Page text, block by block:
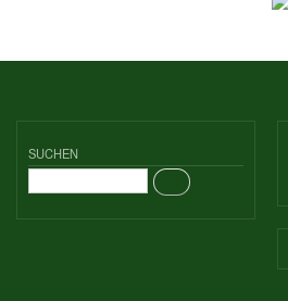
SUCHEN
Suche